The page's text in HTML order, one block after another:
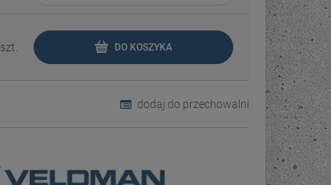
szt. DO KOSZYKA
dodaj do przechowalni